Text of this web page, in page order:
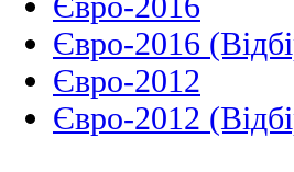
Євро-2016
Євро-2012
Євро-2012